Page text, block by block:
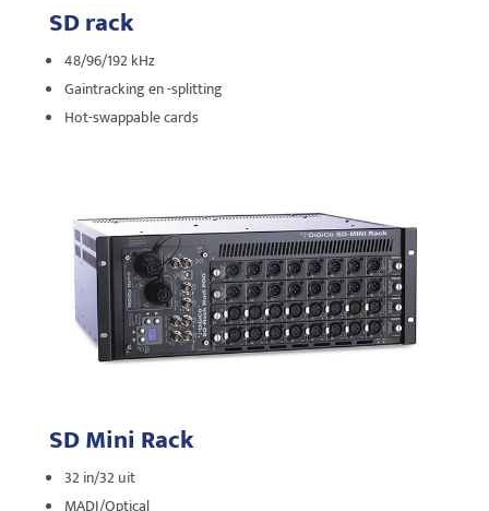
SD rack
48/96/192 kHz
Gaintracking en -splitting
Hot-swappable cards
SD Mini Rack
32 in/32 uit
MADI/Optical